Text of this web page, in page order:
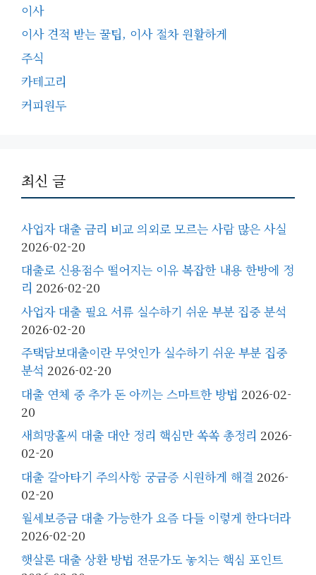
이사
이사 견적 받는 꿀팁, 이사 절차 원활하게
주식
카테고리
커피원두
최신 글
사업자 대출 금리 비교 의외로 모르는 사람 많은 사실
2026-02-20
대출로 신용점수 떨어지는 이유 복잡한 내용 한방에 정
리 2026-02-20
사업자 대출 필요 서류 실수하기 쉬운 부분 집중 분석
2026-02-20
주택담보대출이란 무엇인가 실수하기 쉬운 부분 집중
분석 2026-02-20
대출 연체 중 추가 돈 아끼는 스마트한 방법 2026-02-
20
새희망홀씨 대출 대안 정리 핵심만 쏙쏙 총정리 2026-
02-20
대출 갈아타기 주의사항 궁금증 시원하게 해결 2026-
02-20
월세보증금 대출 가능한가 요즘 다들 이렇게 한다더라
2026-02-20
햇살론 대출 상환 방법 전문가도 놓치는 핵심 포인트